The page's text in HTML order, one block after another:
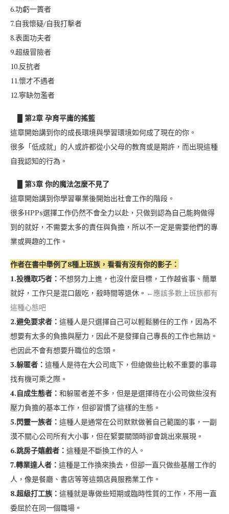
6.功虧一簣者
7.自我懷疑/自我打擊者
8.表面功夫者
9.超級冒險者
10.反抗者
11.懷才不遇者
12.寧缺勿濫者
█ 第2章 孕育平庸的搖籃
這章開始講到你的成長環境與學習環境如何成了現在的你。
很多「低成就」的人或許都從小父母的教育或是期許，而出現這種
自我認知的行為。
█ 第3章 你的魔法怎麼不見了
這章開始講到你學習畢業後開始出社會工作的階段。
很多HPPs選擇工作仍然不會全力以赴，只做到認為自己能夠做得
到的就好，不需要太多的責任與負擔，所以不一定是需要他們的專
業或興趣的工作。
作者在書中舉例了8種上班族，看看有沒有你的影子：
1.投機取巧者： 不想努力上進，也沒什麼目標，工作越省事、簡單
就好，工作只是混口飯吃，殺時間等退休。 ←應該多數上班族都有
這種心態吧
2.避免要求者： 這種人是只選擇自己可以輕鬆勝任的工作，因為不
想要有太多的負擔與壓力，因此不是發揮自己專長的工作也無訪。
也因此不會有想要升職位的念頭。
3.躲匿者： 這種人是待在大公司底下，但總做些比較不重要的事尋
找有機可乘之際。
4.自成生態者： 和躲匿者差不多，但是是選擇待在小公司做些沒有
壓力負擔的基本工作，但卻習慣了這樣的生態。
5.閃靈一族者： 這種人是通常在公司默默做著自己範圍的事，一副
漠不關心公司所有大小事，但在緊要關頭時卻會跳出來展現。
6.跳房子嬉戲者： 這種是不斷換工作的人。
7.轉業達人者： 這種是工作換來換去，但卻一直只做些基層工作的
人，像是餐廳、書店等等這類店員服務業工作。
8.超級打工族： 這種就是專做些短期或臨時性質的工作，不用一直
委屈於在同一個職場。